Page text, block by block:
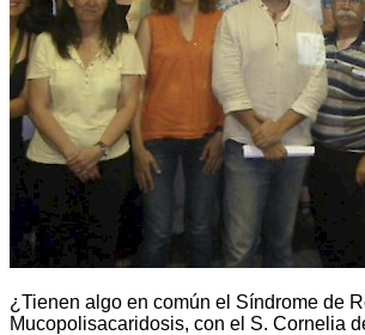
¿Tienen algo en común el Síndrome de
Mucopolisacaridosis, con el S. Cornelia